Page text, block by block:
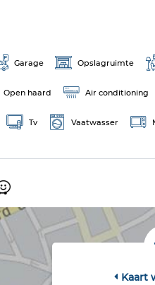
Garage Opslagruimte
Open haard Air conditioning
Tv Vaatwasser
Kaart